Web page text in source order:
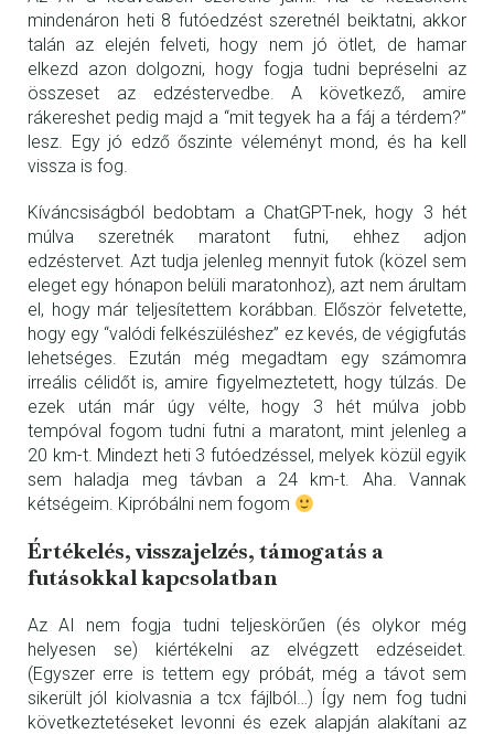
mindenáron heti 8 futóedzést szeretnél beiktatni, akkor
talán az elején felveti, hogy nem jó ötlet, de hamar
elkezd azon dolgozni, hogy fogja tudni bepréselni az
összeset az edzéstervedbe. A következő, amire
rákereshet pedig majd a “mit tegyek ha a fáj a térdem?”
lesz. Egy jó edző őszinte véleményt mond, és ha kell
vissza is fog.
Kíváncsiságból bedobtam a ChatGPT-nek, hogy 3 hét
múlva szeretnék maratont futni, ehhez adjon
edzéstervet. Azt tudja jelenleg mennyit futok (közel sem
eleget egy hónapon belüli maratonhoz), azt nem árultam
el, hogy már teljesítettem korábban. Először felvetette,
hogy egy “valódi felkészüléshez” ez kevés, de végigfutás
lehetséges. Ezután még megadtam egy számomra
irreális célidőt is, amire figyelmeztetett, hogy túlzás. De
ezek után már úgy vélte, hogy 3 hét múlva jobb
tempóval fogom tudni futni a maratont, mint jelenleg a
20 km-t. Mindezt heti 3 futóedzéssel, melyek közül egyik
sem haladja meg távban a 24 km-t. Aha. Vannak
kétségeim. Kipróbálni nem fogom
Értékelés, visszajelzés, támogatás a
futásokkal kapcsolatban
Az AI nem fogja tudni teljeskörűen (és olykor még
helyesen se) kiértékelni az elvégzett edzéseidet.
(Egyszer erre is tettem egy próbát, még a távot sem
sikerült jól kiolvasnia a tcx fájlból…) Így nem fog tudni
következtetéseket levonni és ezek alapján alakítani az